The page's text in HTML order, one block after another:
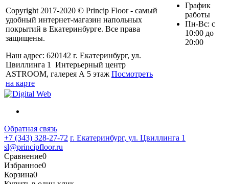
Copyright 2017-2020 © Princip Floor - самый
удобный интернет-магазин напольных
покрытий в Екатеринбурге. Все права
защищены.
Наш адрес: 620142 г. Екатеринбург, ул.
Цвиллинга 1 Интерьерный центр
ASTROOM, галерея А 5 этаж Посмотреть
на карте
График
работы
Пн-Вс: с
10:00 до
20:00
Обратная связь
+7 (343) 328-27-72 г. Екатеринбург, ул. Цвиллинга 1
sl@principfloor.ru
Сравнение0
Избранное0
Корзина0